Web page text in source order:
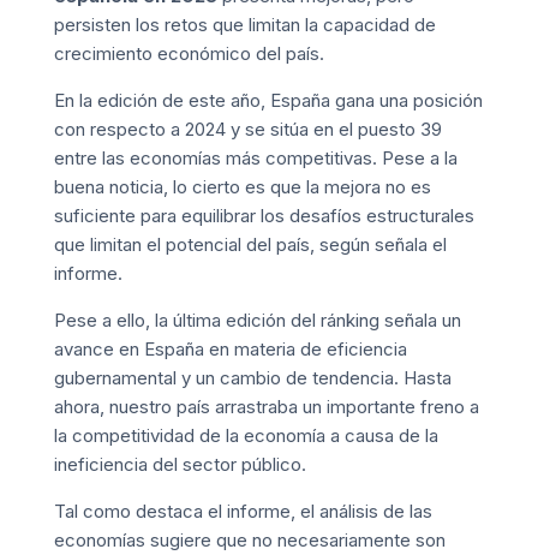
persisten los retos que limitan la capacidad de
crecimiento económico del país.
En la edición de este año, España gana una posición
con respecto a 2024 y se sitúa en el puesto 39
entre las economías más competitivas. Pese a la
buena noticia, lo cierto es que la mejora no es
suficiente para equilibrar los desafíos estructurales
que limitan el potencial del país, según señala el
informe.
Pese a ello, la última edición del ránking señala un
avance en España en materia de eficiencia
gubernamental y un cambio de tendencia. Hasta
ahora, nuestro país arrastraba un importante freno a
la competitividad de la economía a causa de la
ineficiencia del sector público.
Tal como destaca el informe, el análisis de las
economías sugiere que no necesariamente son